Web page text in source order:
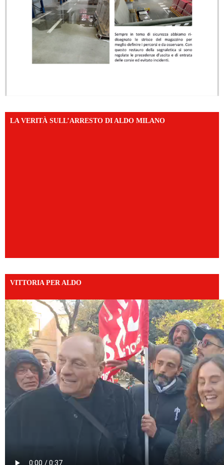
LA VERITÀ SULL’ARRESTO DI ALDO MILANO
VITTORIA PER ALDO